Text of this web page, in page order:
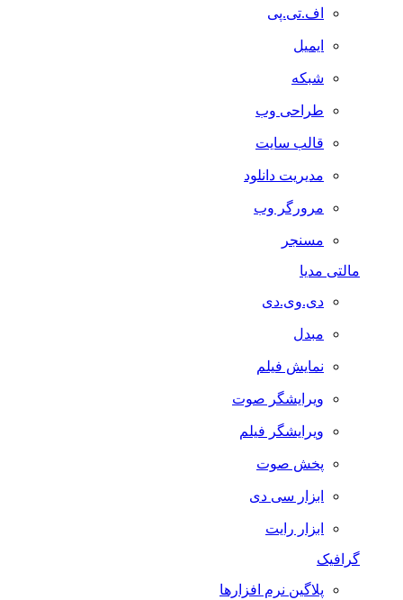
اف.تی.پی
ایمیل
شبکه
طراحی وب
قالب سایت
مدیریت دانلود
مرورگر وب
مسنجر
مالتی مدیا
دی.وی.دی
مبدل
نمایش فیلم
ویرایشگر صوت
ویرایشگر فیلم
پخش صوت
ابزار سی دی
ابزار رایت
گرافیک
پلاگین نرم افزارها